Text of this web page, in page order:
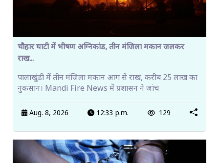
चौहार घाटी में भीषण अग्निकांड, तीन मंजिला मकान जलकर
राख...
पालाखुंडी में तीन मंजिला मकान आग से राख, करीब 25 लाख का
नुकसान। Mandi Fire News में प्रशासन ने जांच
Aug. 8, 2026 12:33 p.m. 129